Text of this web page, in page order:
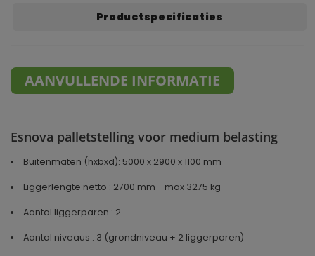
Productspecificaties
AANVULLENDE INFORMATIE
Esnova palletstelling voor medium belasting
Buitenmaten (hxbxd): 5000 x 2900 x 1100 mm
Liggerlengte netto : 2700 mm - max 3275 kg
Aantal liggerparen : 2
Aantal niveaus : 3 (grondniveau + 2 liggerparen)